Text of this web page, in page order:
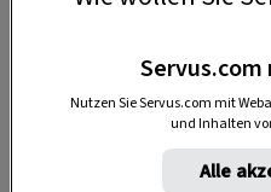
Der Mühlviertler
Nutzen Sie Servus.com mit
und Inhalten
Alle